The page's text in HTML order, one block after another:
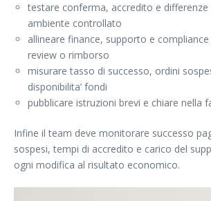
testare conferma, accredito e
ambiente controllato
allineare finance, supporto e
review o rimborso
misurare tasso di successo, ordini
disponibilita’ fondi
pubblicare istruzioni brevi e chiare nella
Infine il team deve monitorare successo
sospesi, tempi di accredito e carico del
ogni modifica al risultato economico.